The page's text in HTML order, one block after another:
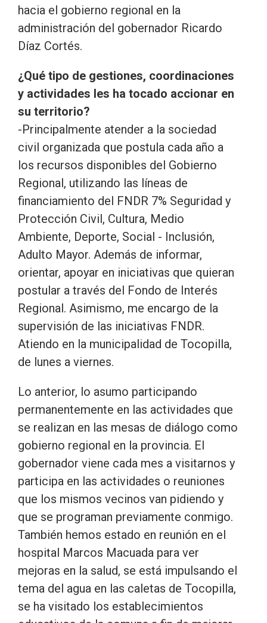
hacia el gobierno regional en la
administración del gobernador Ricardo
Díaz Cortés.
¿Qué tipo de gestiones, coordinaciones
y actividades les ha tocado accionar en
su territorio?
-Principalmente atender a la sociedad
civil organizada que postula cada año a
los recursos disponibles del Gobierno
Regional, utilizando las líneas de
financiamiento del FNDR 7% Seguridad y
Protección Civil, Cultura, Medio
Ambiente, Deporte, Social - Inclusión,
Adulto Mayor. Además de informar,
orientar, apoyar en iniciativas que quieran
postular a través del Fondo de Interés
Regional. Asimismo, me encargo de la
supervisión de las iniciativas FNDR.
Atiendo en la municipalidad de Tocopilla,
de lunes a viernes.
Lo anterior, lo asumo participando
permanentemente en las actividades que
se realizan en las mesas de diálogo como
gobierno regional en la provincia. El
gobernador viene cada mes a visitarnos y
participa en las actividades o reuniones
que los mismos vecinos van pidiendo y
que se programan previamente conmigo.
También hemos estado en reunión en el
hospital Marcos Macuada para ver
mejoras en la salud, se está impulsando el
tema del agua en las caletas de Tocopilla,
se ha visitado los establecimientos